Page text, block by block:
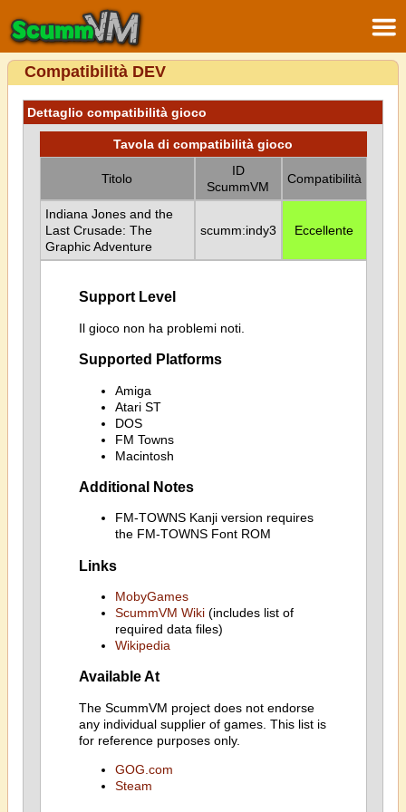
Compatibilità DEV
Dettaglio compatibilità gioco
Tavola di compatibilità gioco
Titolo
ID
ScummVM
Compatibilità
Indiana Jones and the
Last Crusade: The
Graphic Adventure
scumm:indy3 Eccellente
Support Level
Il gioco non ha problemi noti.
Supported Platforms
Amiga
Atari ST
DOS
FM Towns
Macintosh
Additional Notes
FM-TOWNS Kanji version requires
the FM-TOWNS Font ROM
Links
MobyGames
ScummVM Wiki(includes list of
required data files)
Wikipedia
Available At
The ScummVM project does not endorse
any individual supplier of games. This list is
for reference purposes only.
GOG.com
Steam